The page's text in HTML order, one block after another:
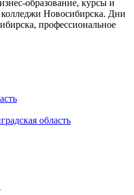
образование, курсы и
Новосибирска. Дни
профессиональное
область